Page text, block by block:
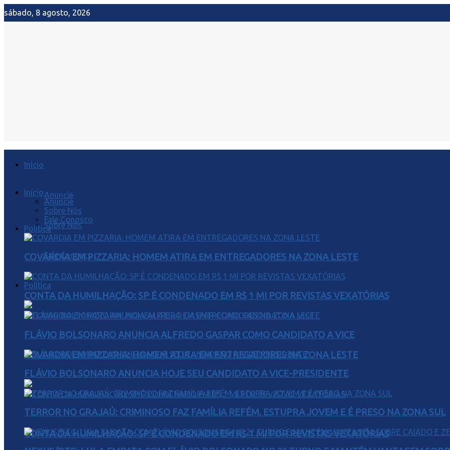
sábado, 8 agosto, 2026
Início
Anuncie
Sobre Nós
Fale Conosco
Política
COVARDIA EM PIZZARIA: HOMEM ATIRA EM ENTREGADORES NA ZONA LESTE
CONTA DA HUMILHAÇÃO: SP É CONDENADO EM R$ 1 MI POR REVISTAS VEXATÓRIAS
Início
Anuncie
Sobre Nós
Fale Conosco
Política
COVARDIA EM PIZZARIA: HOMEM ATIRA EM ENTREGADORES NA ZONA LESTE
CONTA DA HUMILHAÇÃO: SP É CONDENADO EM R$ 1 MI POR REVISTAS VEXATÓRIAS
FLÁVIO BOLSONARO ANUNCIA ALFREDO GASPAR COMO CANDIDATO A VICE
FLÁVIO BOLSONARO ANUNCIA HOJE SEU CANDIDATO A VICE-PRESIDENTE
TERROR NO GRAJAÚ: CRIMINOSO FAZ FAMÍLIA REFÉM, ESTUPRA JOVEM E É PRESO NA ZONA SUL